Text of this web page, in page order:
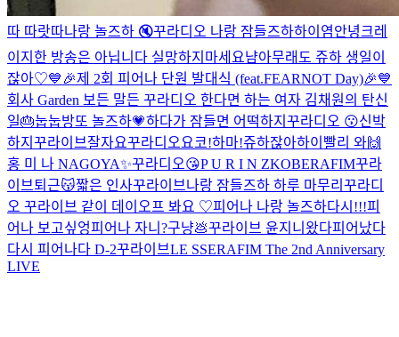
따 따랏따나랑 놀즈하 🔇꾸라디오 나랑 잠들즈하하이염안녕 크레
이지한 방송은 아닙니다 실망하지마세요냠아무래도 쥬하 생일이
잖아♡💙🎉제 2회 피어나 단원 발대식 (feat.FEARNOT Day)🎉💙
회사 Garden 보든 말든 꾸라디오 한다면 하는 여자 김채원의 탄신
일🎂눕눕방또 놀즈하💗하다가 잠들면 어떡하지 꾸라디오 😗신박
하지 꾸라이브잘자요꾸라디오 요코!하마!쥬하잖아하이 빨리 와🙌
홍 미 나 NAGOYA✨️꾸라디오😘P U R I N ZKOBERAFIM꾸라
이브퇴근😽짧은 인사꾸라이브나랑 잠들즈하 하루 마무리 꾸라디
오 꾸라이브 같이 데이오프 봐요 ♡피어나 나랑 놀즈하다시!!!피
어나 보고싶엉피어나 자니?구냥💩꾸라이브 윤지니왔다피어났다
다시 피어나다 D-2꾸라이브LE SSERAFIM The 2nd Anniversary
LIVE